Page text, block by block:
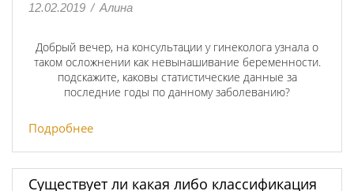
12.02.2019 / Алина
Добрый вечер, на консультации у гинеколога узнала о
таком осложнении как невынашивание беременности.
подскажите, каковы статистические данные за
последние годы по данному заболеванию?
Подробнее
Существует ли какая либо классификация